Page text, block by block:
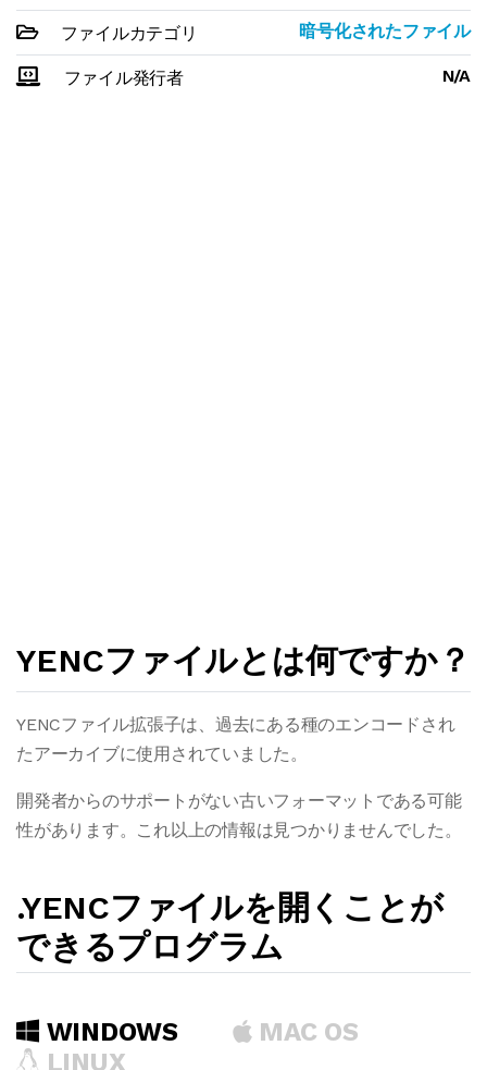
ファイルカテゴリ 暗号化されたファイル
ファイル発行者 N/A
YENCファイルとは何ですか？
YENCファイル拡張子は、過去にある種のエンコードされ
たアーカイブに使用されていました。
開発者からのサポートがない古いフォーマットである可能
性があります。これ以上の情報は見つかりませんでした。
.YENCファイルを開くことが
できるプログラム
WINDOWS
MAC OS
LINUX